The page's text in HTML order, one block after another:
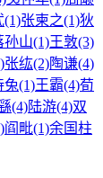
(1)张柬之(1)狄
孙山(1)王敦(3)
张纮(2)陶谦(4)
兔(1)王霸(4)荀
(4)陆游(4)双
阎毗(1)余国柱